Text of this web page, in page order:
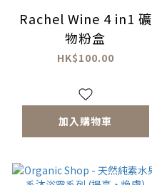
Rachel Wine 4 in1 礦
物粉盒
HK$100.00
加入購物車